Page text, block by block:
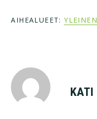
AIHEALUEET:YLEINEN
KATI